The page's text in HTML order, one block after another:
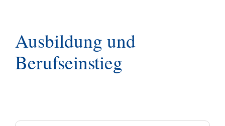
Sozialkaufhäuser/Services
Ausbildung und
Berufseinstieg